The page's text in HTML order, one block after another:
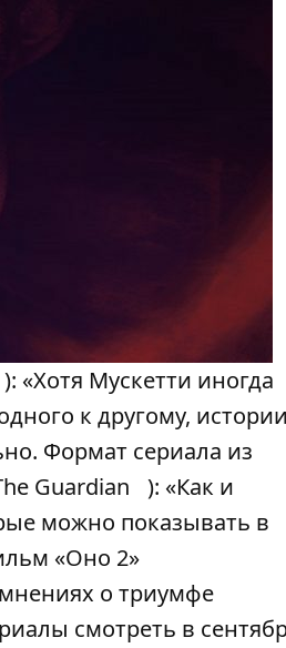
): «Хотя Мускетти иногда
к другому, истории
Формат сериала из
Guardian
): «Как и
можно показывать в
«Оно 2»
о триумфе
смотреть в